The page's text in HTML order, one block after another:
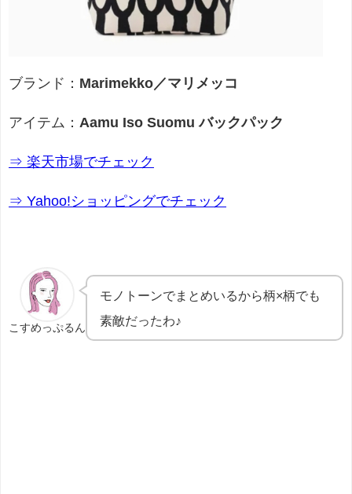
ブランド： Marimekko／マリメッコ
アイテム： Aamu Iso Suomu バックパック
⇒ 楽天市場でチェック
⇒ Yahoo!ショッピングでチェック
こすめっぷるん
モノトーンでまとめいるから柄×柄でも
素敵だったわ♪